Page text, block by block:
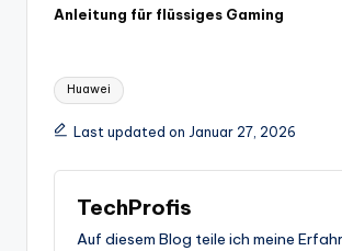
Anleitung für flüssiges Gaming
Tags:
Huawei
Last updated on Januar 27, 2026
TechProfis
Auf diesem Blog teile ich meine